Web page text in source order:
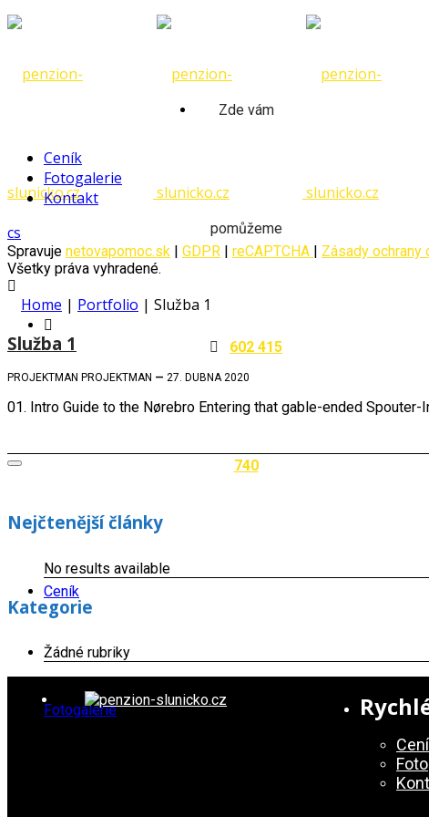
Skip
Zde vám
pomůžeme
602 415
740
Ceník
Fotogalerie
Ceník
Fotogalerie
Kontakt
cs
Spravuje netovapomoc.sk | GDPR | reCAPTCHA | Zásady ochrany
Všetky práva vyhradené.
Home | Portfolio | Služba 1
Služba 1
PROJEKTMAN PROJEKTMAN — 27. DUBNA 2020
01. Intro Guide to the Nørebro Entering that gable-ended Spouter-
Nejčtenější články
No results available
Kategorie
Žádné rubriky